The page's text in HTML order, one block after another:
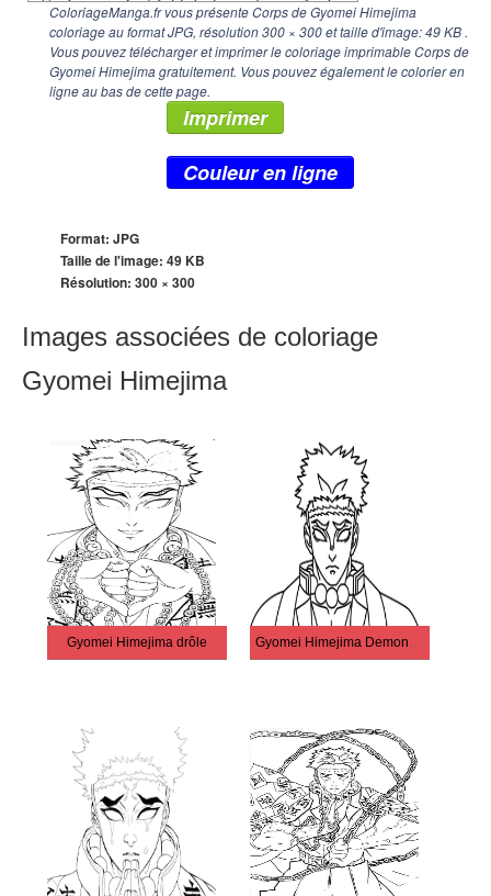
ColoriageManga.fr vous présente Corps de Gyomei Himejima
coloriage au format JPG, résolution300 × 300et taille d'image: 49 KB .
Vous pouvez télécharger et imprimer le coloriage imprimable Corps de
Gyomei Himejima gratuitement. Vous pouvez également le colorier en
ligne au bas de cette page.
Imprimer
Couleur en ligne
Format: JPG
Taille de l'image: 49 KB
Résolution: 300 × 300
Images associées de coloriage
Gyomei Himejima
Gyomei Himejima drôle Gyomei Himejima Demon Slayer